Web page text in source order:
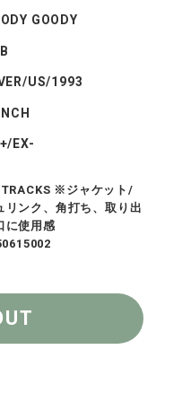
GOODY
US/1993
EX-
※ジャケット/
リンク、角打ち、取り出
に使用感